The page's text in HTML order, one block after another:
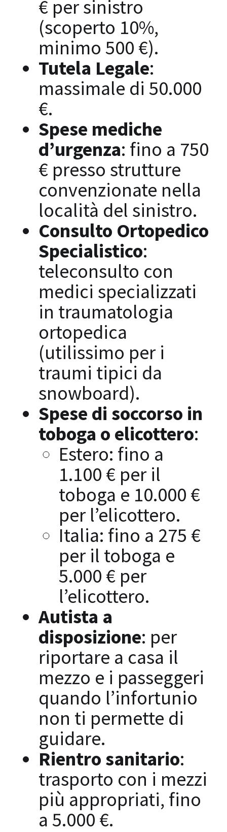
€ per sinistro
(scoperto 10%,
minimo 500 €).
Tutela Legale:
massimale di 50.000
€.
Spese mediche
d’urgenza: fino a 750
€ presso strutture
convenzionate nella
località del sinistro.
Consulto Ortopedico
Specialistico:
teleconsulto con
medici specializzati
in traumatologia
ortopedica
(utilissimo per i
traumi tipici da
snowboard).
Spese di soccorso in
toboga o elicottero:
Estero: fino a
1.100 € per il
toboga e 10.000 €
per l’elicottero.
Italia: fino a 275 €
per il toboga e
5.000 € per
l’elicottero.
Autista a
disposizione: per
riportare a casa il
mezzo e i passeggeri
quando l’infortunio
non ti permette di
guidare.
Rientro sanitario:
trasporto con i mezzi
più appropriati, fino
a 5.000 €.